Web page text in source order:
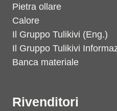
Pietra ollare
Calore
Il Gruppo Tulikivi (Eng.)
Il Gruppo Tulikivi
Banca materiale
Rivenditori